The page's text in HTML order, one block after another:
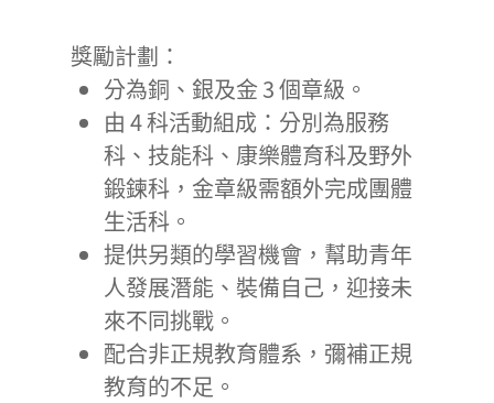
獎勵計劃：
分為銅、銀及金 3 個章級。
由 4 科活動組成：分別為服務
科、技能科、康樂體育科及野外
鍛鍊科，金章級需額外完成團體
生活科。
提供另類的學習機會，幫助青年
人發展潛能、裝備自己，迎接未
來不同挑戰。
配合非正規教育體系，彌補正規
教育的不足。